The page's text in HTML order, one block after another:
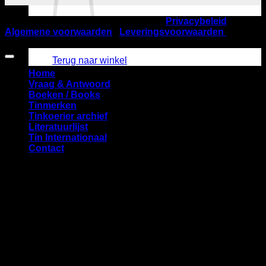
Geen producten in de winkelwagen.
Terug naar winkel
Privacybeleid
Algemene voorwaarden
Leveringsvoorwaarden
Home
Vraag & Antwoord
Boeken / Books
Tinmerken
Tinkoerier archief
Literatuurlijst
Tin Internationaal
Contact